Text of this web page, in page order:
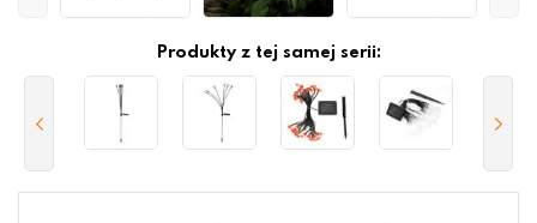
Produkty z tej samej serii: